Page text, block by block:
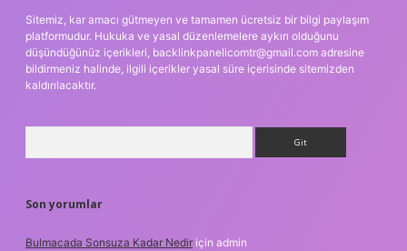
Sitemiz, kar amacı gütmeyen ve tamamen ücretsiz bir bilgi paylaşım
platformudur. Hukuka ve yasal düzenlemelere aykırı olduğunu
düşündüğünüz içerikleri, backlinkpanelicomtr@gmail.com adresine
bildirmeniz halinde, ilgili içerikler yasal süre içerisinde sitemizden
kaldırılacaktır.
Son yorumlar
Bulmacada Sonsuza Kadar Nedir için admin